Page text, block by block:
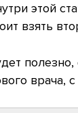
этой
взять
врача,